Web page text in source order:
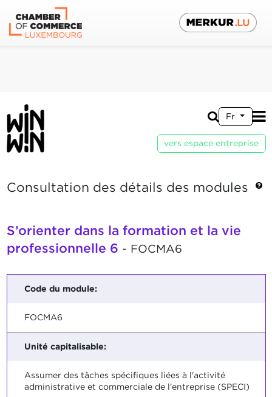
Fr
vers espace entreprise
Consultation des détails des modules
S’orienter dans la formation et la vie
professionnelle 6 - FOCMA6
Code du module:
FOCMA6
Unité capitalisable:
Assumer des tâches spécifiques liées à l'activité
administrative et commerciale de l'entreprise (SPECI)